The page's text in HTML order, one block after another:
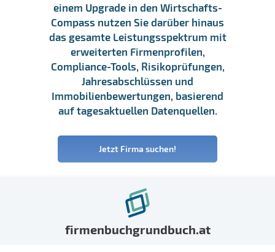
einem Upgrade in den Wirtschafts-
Compass nutzen Sie darüber hinaus
das gesamte Leistungsspektrum mit
erweiterten Firmenprofilen,
Compliance-Tools, Risikoprüfungen,
Jahresabschlüssen und
Immobilienbewertungen, basierend
auf tagesaktuellen Datenquellen.
Jetzt Firma suchen!
firmenbuchgrundbuch.at